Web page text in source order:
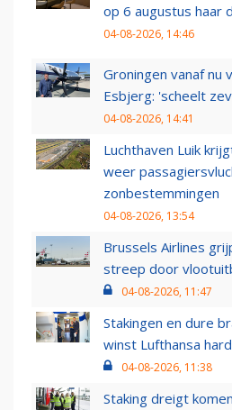
op 6 augustus haar
04-08-2026, 14:46
Groningen vanaf nu
Esbjerg: 'scheelt
04-08-2026, 14:41
Luchthaven Luik
weer
zonbestemmingen
04-08-2026, 13:54
Brussels Airlines
streep door
04-08-2026, 11:47
Stakingen en dure
winst Lufthansa
04-08-2026, 11:38
Staking dreigt